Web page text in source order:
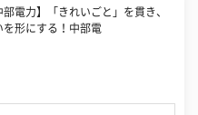
部電力】「きれいごと」を貫き、
を形にする！中部電